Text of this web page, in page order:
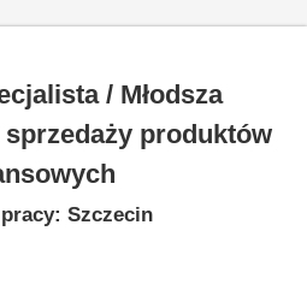
/ Młodsza
produktów
Szczecin